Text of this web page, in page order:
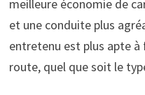
meilleure économie de
et une conduite plus
entretenu est plus apte
route, quel que soit le